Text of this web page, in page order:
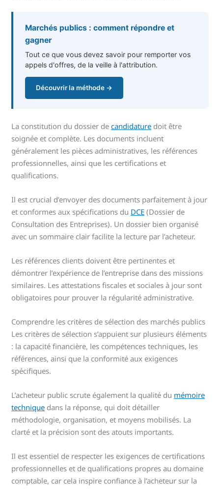
Marchés publics : comment répondre et
gagner
Tout ce que vous devez savoir pour remporter vos
appels d'offres, de la veille à l'attribution.
Découvrir la méthode →
La constitution du dossier decandidature doit être
soignée et complète. Les documents incluent
généralement les pièces administratives, les références
professionnelles, ainsi que les certifications et
qualifications.
Il est crucial d’envoyer des documents parfaitement à jour
et conformes aux spécifications du DCE (Dossier de
Consultation des Entreprises). Un dossier bien organisé
avec un sommaire clair facilite la lecture par l’acheteur.
Les références clients doivent être pertinentes et
démontrer l’expérience de l’entreprise dans des missions
similaires. Les attestations fiscales et sociales à jour sont
obligatoires pour prouver la régularité administrative.
Comprendre les critères de sélection des marchés publics
Les critères de sélection s’appuient sur plusieurs éléments
: la capacité financière, les compétences techniques, les
références, ainsi que la conformité aux exigences
spécifiques.
L’acheteur public scrute également la qualité du mémoire
technique dans la réponse, qui doit détailler
méthodologie, organisation, et moyens mobilisés. La
clarté et la précision sont des atouts importants.
Il est essentiel de respecter les exigences de certifications
professionnelles et de qualifications propres au domaine
comptable, car cela inspire confiance à l’acheteur sur la